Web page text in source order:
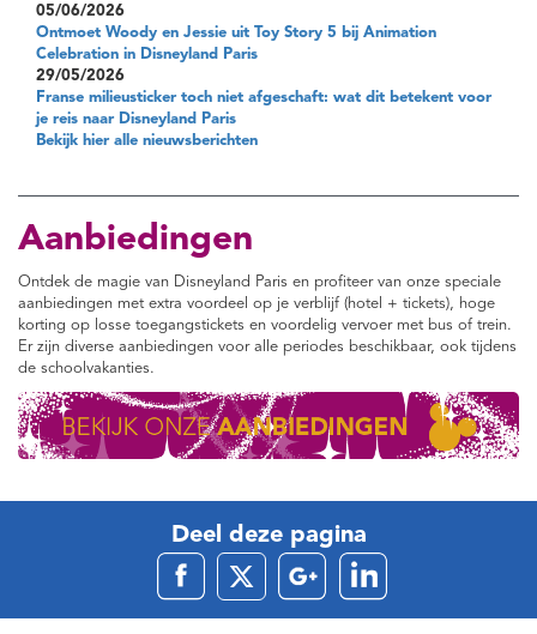
05/06/2026
Ontmoet Woody en Jessie uit Toy Story 5 bij Animation
Celebration in Disneyland Paris
29/05/2026
Franse milieusticker toch niet afgeschaft: wat dit betekent voor
je reis naar Disneyland Paris
Bekijk hier alle nieuwsberichten
Aanbiedingen
Ontdek de magie van Disneyland Paris en profiteer van onze speciale
aanbiedingen met extra voordeel op je verblijf (hotel + tickets), hoge
korting op losse toegangstickets en voordelig vervoer met bus of trein.
Er zijn diverse aanbiedingen voor alle periodes beschikbaar, ook tijdens
de schoolvakanties.
Deel deze pagina